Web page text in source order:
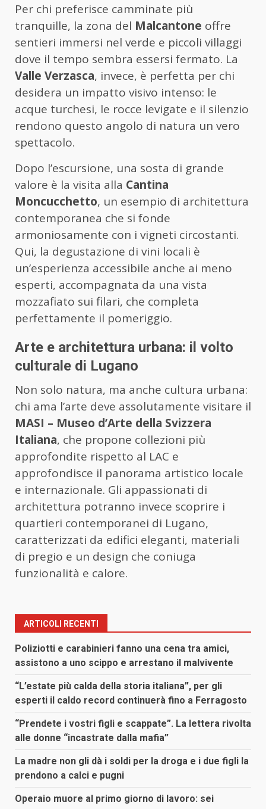
Per chi preferisce camminate più
tranquille, la zona del Malcantone offre
sentieri immersi nel verde e piccoli villaggi
dove il tempo sembra essersi fermato. La
Valle Verzasca, invece, è perfetta per chi
desidera un impatto visivo intenso: le
acque turchesi, le rocce levigate e il silenzio
rendono questo angolo di natura un vero
spettacolo.
Dopo l’escursione, una sosta di grande
valore è la visita alla Cantina
Moncucchetto, un esempio di architettura
contemporanea che si fonde
armoniosamente con i vigneti circostanti.
Qui, la degustazione di vini locali è
un’esperienza accessibile anche ai meno
esperti, accompagnata da una vista
mozzafiato sui filari, che completa
perfettamente il pomeriggio.
Arte e architettura urbana: il volto
culturale di Lugano
Non solo natura, ma anche cultura urbana:
chi ama l’arte deve assolutamente visitare il
MASI – Museo d’Arte della Svizzera
Italiana, che propone collezioni più
approfondite rispetto al LAC e
approfondisce il panorama artistico locale
e internazionale. Gli appassionati di
architettura potranno invece scoprire i
quartieri contemporanei di Lugano,
caratterizzati da edifici eleganti, materiali
di pregio e un design che coniuga
funzionalità e calore.
ARTICOLI RECENTI
Poliziotti e carabinieri fanno una cena tra amici,
assistono a uno scippo e arrestano il malvivente
“L’estate più calda della storia italiana”, per gli
esperti il caldo record continuerà fino a Ferragosto
“Prendete i vostri figli e scappate”. La lettera rivolta
alle donne “incastrate dalla mafia”
La madre non gli dà i soldi per la droga e i due figli la
prendono a calci e pugni
Operaio muore al primo giorno di lavoro: sei